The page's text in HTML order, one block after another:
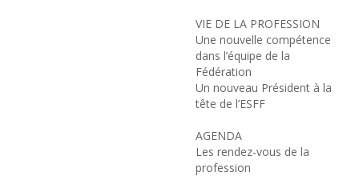
VIE DE LA PROFESSION
Une nouvelle compétence
dans l’équipe de la
Fédération
Un nouveau Président à la
tête de l’ESFF
AGENDA
Les rendez-vous de la
profession